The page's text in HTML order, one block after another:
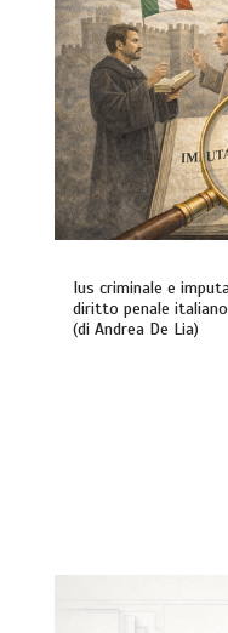
Ius criminale e
diritto penale
(di Andrea De Lia)